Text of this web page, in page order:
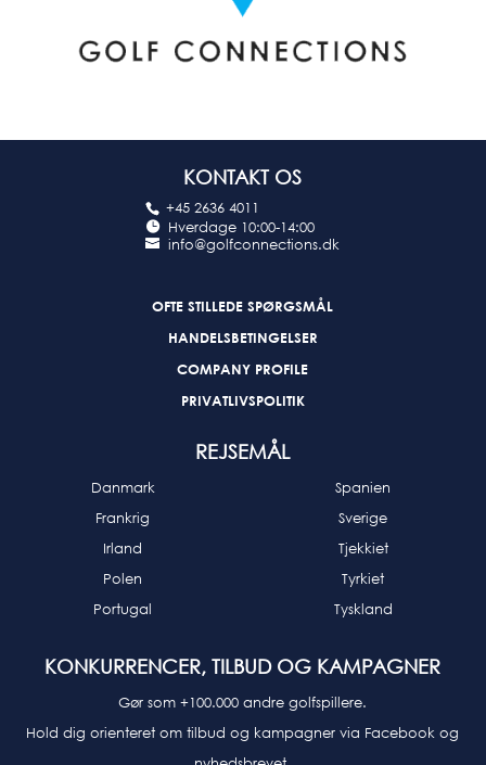
KONTAKT OS
+45 2636 4011
Hverdage 10:00-14:00
info@golfconnections.dk
OFTE STILLEDE SPØRGSMÅL
HANDELSBETINGELSER
COMPANY PROFILE
PRIVATLIVSPOLITIK
REJSEMÅL
Danmark
Frankrig
Irland
Polen
Portugal
Spanien
Sverige
Tjekkiet
Tyrkiet
Tyskland
KONKURRENCER, TILBUD OG KAMPAGNER
Gør som +100.000 andre golfspillere.
Hold dig orienteret om tilbud og kampagner via Facebook og